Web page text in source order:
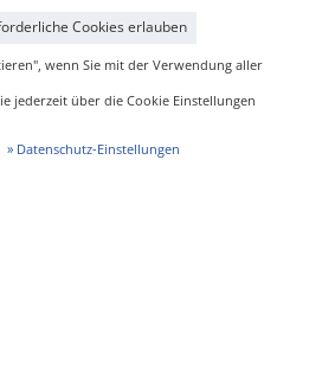
Cookies erlauben
wenn Sie mit der Verwendung aller
jederzeit über die Cookie Einstellungen
Datenschutz-Einstellungen